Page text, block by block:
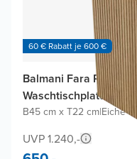
60 € Rabatt je 600 €
Balmani Fara Ribs
Waschtischplatte
B45 cm x T22 cm|Eiche
UVP 1.240,-